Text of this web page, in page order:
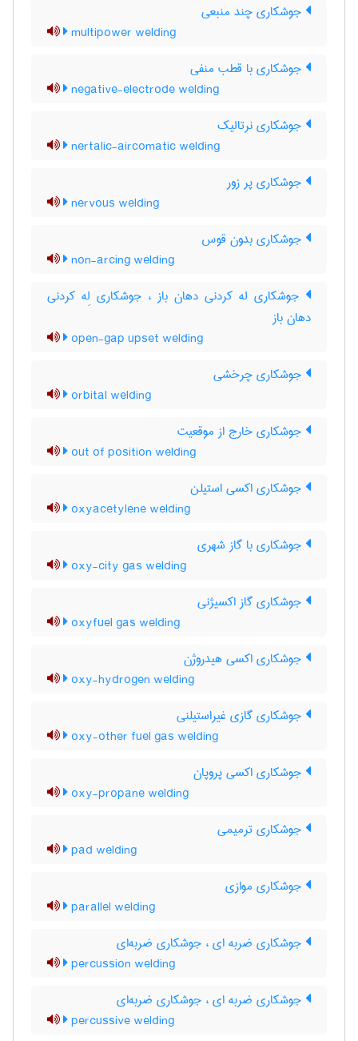
جوشکاری چند منبعی
multipower welding
جوشکاری با قطب منفی
negative-electrode welding
جوشکاری نرتالیک
nertalic-aircomatic welding
جوشکاری پر زور
nervous welding
جوشکاری بدون قوس
non-arcing welding
جوشکاری له کردنی دهان باز ، جوشکاری لِه کردنی
دهان باز
open-gap upset welding
جوشکاری چرخشی
orbital welding
جوشکاری خارج از موقعیت
out of position welding
جوشکاری اکسی استیلن
oxyacetylene welding
جوشکاری با گاز شهری
oxy-city gas welding
جوشکاری گاز اکسیژنی
oxyfuel gas welding
جوشکاری اکسی هیدروژن
oxy-hydrogen welding
جوشکاری گازی غیراستیلنی
oxy-other fuel gas welding
جوشکاری اکسی پروپان
oxy-propane welding
جوشکاری ترمیمی
pad welding
جوشکاری موازی
parallel welding
جوشکاری ضربه ای ، جوشکاری ضربه‌ای
percussion welding
جوشکاری ضربه ای ، جوشکاری ضربه‌ای
percussive welding